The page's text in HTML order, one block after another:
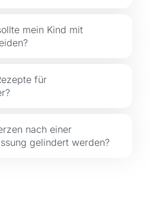
mein Kind mit
für
nach einer
gelindert werden?